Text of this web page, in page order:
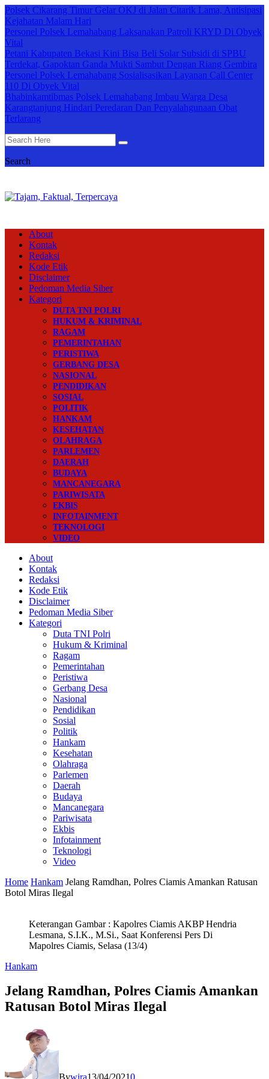
Polsek Cikarang Timur Gelar OKJ di Jalan Citarik Lama, Antisipasi
Kejahatan Malam Hari
Personel Polsek Lemahabang Laksanakan Patroli KRYD Di Obyek
Vital
Petani Kabupaten Bekasi Kini Bisa Beli Solar Subsidi di SPBU
Terdekat, Gapoktan Ganda Mukti Sambut Dengan Riang Gembira
Personel Polsek Lemahabang Sosialisasikan Layanan Call Center
110 Di Obyek Vital
Bhabinkamtibmas Polsek Lemahabang Imbau Warga Desa
Karangtanjung Hindari Peredaran Dan Penyalahgunaan Obat
Terlarang
Search
About
Kontak
Redaksi
Kode Etik
Disclaimer
Pedoman Media Siber
Kategori
DUTA TNI POLRI
HUKUM & KRIMINAL
RAGAM
PEMERINTAHAN
PERISTIWA
GERBANG DESA
NASIONAL
PENDIDIKAN
SOSIAL
POLITIK
HANKAM
KESEHATAN
OLAHRAGA
PARLEMEN
DAERAH
BUDAYA
MANCANEGARA
PARIWISATA
EKBIS
INFOTAINMENT
TEKNOLOGI
VIDEO
About
Kontak
Redaksi
Kode Etik
Disclaimer
Pedoman Media Siber
Kategori
Duta TNI Polri
Hukum & Kriminal
Ragam
Pemerintahan
Peristiwa
Gerbang Desa
Nasional
Pendidikan
Sosial
Politik
Hankam
Kesehatan
Olahraga
Parlemen
Daerah
Budaya
Mancanegara
Pariwisata
Ekbis
Infotainment
Teknologi
Video
Home Hankam Jelang Ramdhan, Polres Ciamis Amankan Ratusan
Botol Miras Ilegal
Keterangan Gambar : Kapolres Ciamis AKBP Hendria
Lesmana, S.I.K., M.Si., Saat Konferensi Pers Di
Mapolres Ciamis, Selasa (13/4)
Hankam
Jelang Ramdhan, Polres Ciamis Amankan
Ratusan Botol Miras Ilegal